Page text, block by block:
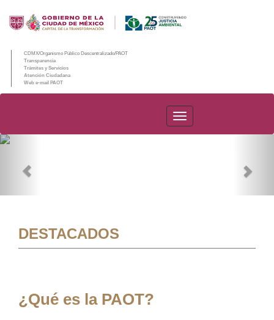
CDMX/Organismo Público Descentralizado/PAOT
Transparencia
Trámites y Servicios
Atención Ciudadana
Web e-mail PAOT
PAOT
DESTACADOS
¿Qué es la PAOT?